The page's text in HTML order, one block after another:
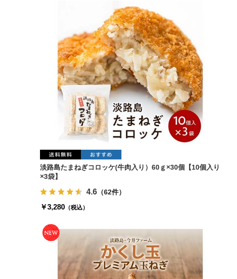
淡路島たまねぎコロッケ(牛肉入り）60ｇ×30個【10個入り
×3袋】
4.6 （62件）
￥3,280 （税込）